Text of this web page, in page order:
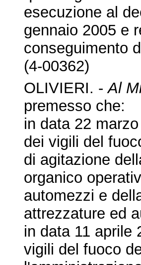
esecuzione al
gennaio 2005 e
conseguimento
(4-00362)
OLIVIERI. -Al
premesso che:
in data 22
dei vigili del
di agitazione
organico
automezzi e
attrezzature ed
in data 11 aprile
vigili del fuoco